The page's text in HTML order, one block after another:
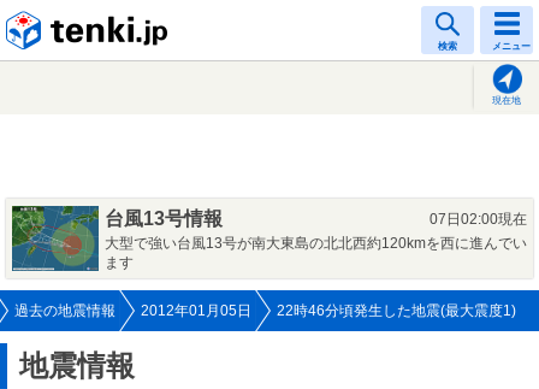
検索 メニュー
現在地
台風13号情報
07日02:00現在
大型で強い台風13号が南大東島の北北西約120kmを西に進んでい
ます
過去の地震情報 2012年01月05日 22時46分頃発生した地震(最大震度1)
地震情報